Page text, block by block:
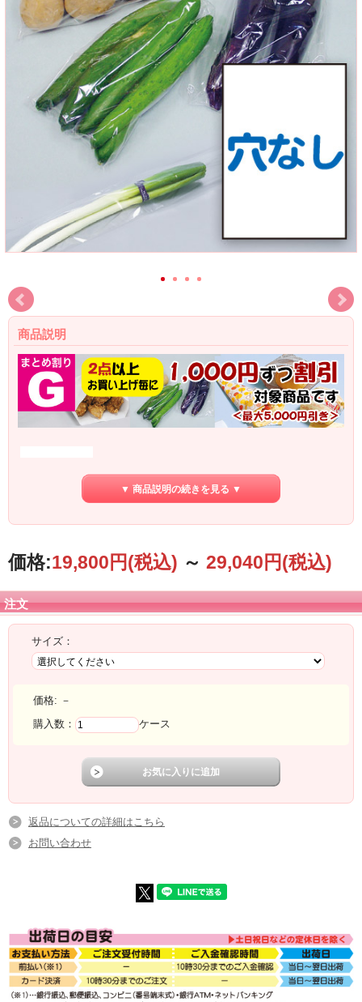
商品説明
優れた防曇効果と透明度で、生鮮野菜、青果物、水産練製品
等の
▼ 商品説明の続きを見る ▼
価格:19,800円(税込) ～ 29,040円(税込)
注文
サイズ：
価格: －
購入数：
ケース
返品についての詳細はこちら
お問い合わせ